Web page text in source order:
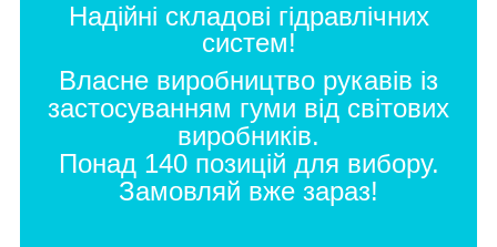
Надійні складові гідравлічних
систем!
Власне виробництво рукавів із
застосуванням гуми від світових
виробників.
Понад 140 позицій для вибору.
Замовляй вже зараз!